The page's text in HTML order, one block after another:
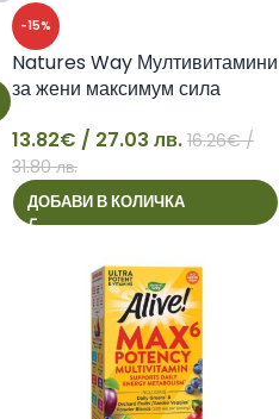
-15%
13
Natures Way Мултивитамини
за жени максимум сила
13.82€ / 27.03 лв. 16.26€/
31.80 лв.
ДОБАВИ В КОЛИЧКА